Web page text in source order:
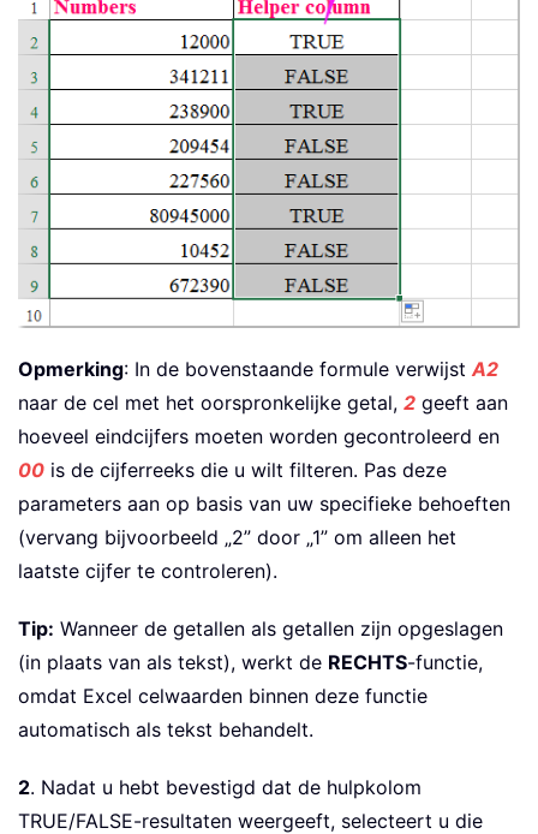
Opmerking: In de bovenstaande formule verwijst A2
naar de cel met het oorspronkelijke getal, 2 geeft aan
hoeveel eindcijfers moeten worden gecontroleerd en
00 is de cijferreeks die u wilt filteren. Pas deze
parameters aan op basis van uw specifieke behoeften
(vervang bijvoorbeeld „2” door „1” om alleen het
laatste cijfer te controleren).
Tip: Wanneer de getallen als getallen zijn opgeslagen
(in plaats van als tekst), werkt de RECHTS-functie,
omdat Excel celwaarden binnen deze functie
automatisch als tekst behandelt.
2. Nadat u hebt bevestigd dat de hulpkolom
TRUE/FALSE-resultaten weergeeft, selecteert u die